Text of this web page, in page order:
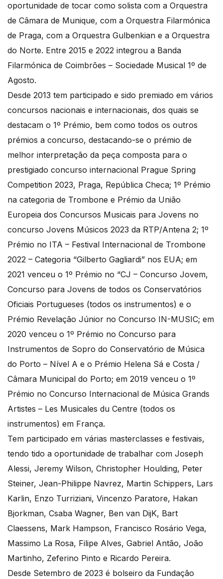
oportunidade de tocar como solista com a Orquestra
de Câmara de Munique, com a Orquestra Filarmónica
de Praga, com a Orquestra Gulbenkian e a Orquestra
do Norte. Entre 2015 e 2022 integrou a Banda
Filarmónica de Coimbrões – Sociedade Musical 1º de
Agosto.
Desde 2013 tem participado e sido premiado em vários
concursos nacionais e internacionais, dos quais se
destacam o 1º Prémio, bem como todos os outros
prémios a concurso, destacando-se o prémio de
melhor interpretação da peça composta para o
prestigiado concurso internacional Prague Spring
Competition 2023, Praga, República Checa; 1º Prémio
na categoria de Trombone e Prémio da União
Europeia dos Concursos Musicais para Jovens no
concurso Jovens Músicos 2023 da RTP/Antena 2; 1º
Prémio no ITA – Festival Internacional de Trombone
2022 – Categoria “Gilberto Gagliardi” nos EUA; em
2021 venceu o 1º Prémio no “CJ – Concurso Jovem,
Concurso para Jovens de todos os Conservatórios
Oficiais Portugueses (todos os instrumentos) e o
Prémio Revelação Júnior no Concurso IN-MUSIC; em
2020 venceu o 1º Prémio no Concurso para
Instrumentos de Sopro do Conservatório de Música
do Porto – Nível A e o Prémio Helena Sá e Costa /
Câmara Municipal do Porto; em 2019 venceu o 1º
Prémio no Concurso Internacional de Música Grands
Artistes – Les Musicales du Centre (todos os
instrumentos) em França.
Tem participado em várias masterclasses e festivais,
tendo tido a oportunidade de trabalhar com Joseph
Alessi, Jeremy Wilson, Christopher Houlding, Peter
Steiner, Jean-Philippe Navrez, Martin Schippers, Lars
Karlin, Enzo Turriziani, Vincenzo Paratore, Hakan
Bjorkman, Csaba Wagner, Ben van DijK, Bart
Claessens, Mark Hampson, Francisco Rosário Vega,
Massimo La Rosa, Filipe Alves, Gabriel Antão, João
Martinho, Zeferino Pinto e Ricardo Pereira.
Desde Setembro de 2023 é bolseiro da Fundação